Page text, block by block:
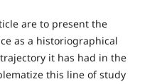
are to present the
as a historiographical
it has had in the
this line of study